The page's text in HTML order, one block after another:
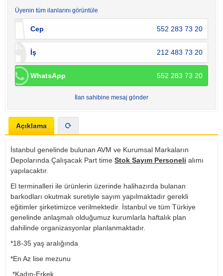
Üyenin tüm ilanlarını görüntüle
Cep 552 283 73 20
İş 212 483 73 20
WhatsApp 552 283 73 20
İlan sahibine mesaj gönder
Açıklama
İstanbul genelinde bulunan AVM ve Kurumsal Markaların
Depolarında Çalışacak Part time Stok Sayım Personeli alımı
yapılacaktır.
El terminalleri ile ürünlerin üzerinde halihazırda bulanan
barkodları okutmak suretiyle sayım yapılmaktadır gerekli
eğitimler şirketimizce verilmektedir. İstanbul ve tüm Türkiye
genelinde anlaşmalı olduğumuz kurumlarla haftalık plan
dahilinde organizasyonlar planlanmaktadır.
*18-35 yaş aralığında
*En Az lise mezunu
*Kadın-Erkek